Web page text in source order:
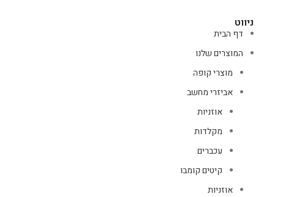
ניווט
דף הבית
המוצרים שלנו
מוצרי קופה
אביזרי מחשב
אוזניות
מקלדות
עכברים
קיטים קומבו
אוזניות